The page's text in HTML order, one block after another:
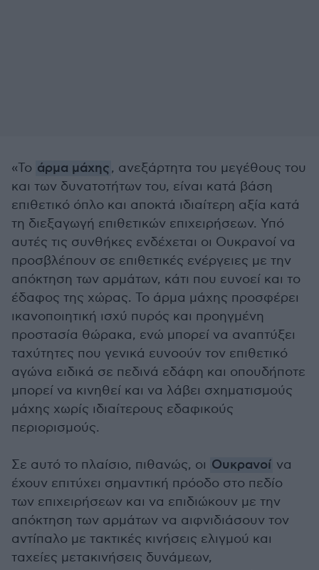
«Το άρμα μάχης, ανεξάρτητα του μεγέθους του
και των δυνατοτήτων του, είναι κατά βάση
επιθετικό όπλο και αποκτά ιδιαίτερη αξία κατά
τη διεξαγωγή επιθετικών επιχειρήσεων. Υπό
αυτές τις συνθήκες ενδέχεται οι Ουκρανοί να
προσβλέπουν σε επιθετικές ενέργειες με την
απόκτηση των αρμάτων, κάτι που ευνοεί και το
έδαφος της χώρας. Το άρμα μάχης προσφέρει
ικανοποιητική ισχύ πυρός και προηγμένη
προστασία θώρακα, ενώ μπορεί να αναπτύξει
ταχύτητες που γενικά ευνοούν τον επιθετικό
αγώνα ειδικά σε πεδινά εδάφη και οπουδήποτε
μπορεί να κινηθεί και να λάβει σχηματισμούς
μάχης χωρίς ιδιαίτερους εδαφικούς
περιορισμούς.
Σε αυτό το πλαίσιο, πιθανώς, οι Ουκρανοί να
έχουν επιτύχει σημαντική πρόοδο στο πεδίο
των επιχειρήσεων και να επιδιώκουν με την
απόκτηση των αρμάτων να αιφνιδιάσουν τον
αντίπαλο με τακτικές κινήσεις ελιγμού και
ταχείες μετακινήσεις δυνάμεων,